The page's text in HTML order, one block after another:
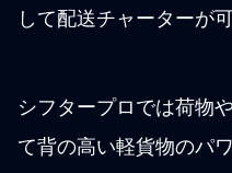
して配送チャーターが
シフタープロでは荷物
て背の高い軽貨物のパ